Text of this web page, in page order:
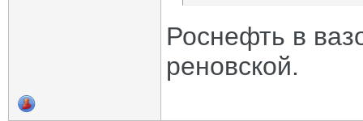
Роснефть в
реновской.